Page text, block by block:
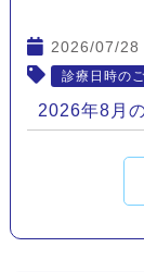
2026/07/28
診療日時の
2026年8月